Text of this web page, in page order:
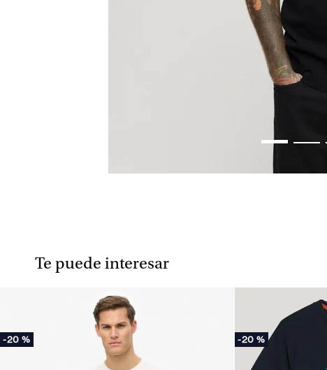
Te puede interesar
-20 % -20 %